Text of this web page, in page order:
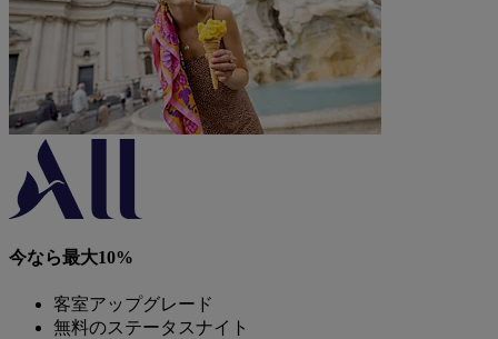
今なら最大10%
客室アップグレード
無料のステータスナイト